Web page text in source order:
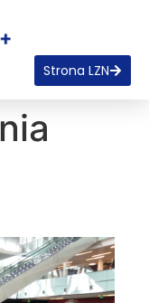
Strona LZN